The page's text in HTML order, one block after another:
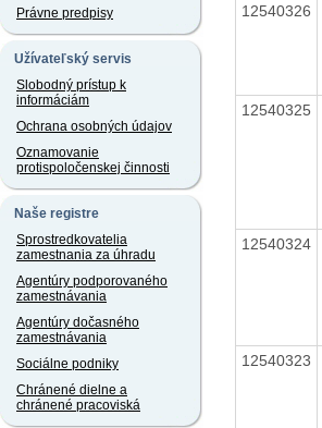
Právne predpisy
Užívateľský servis
Slobodný prístup k
informáciám
Ochrana osobných údajov
Oznamovanie
protispoločenskej činnosti
Naše registre
Sprostredkovatelia
zamestnania za úhradu
Agentúry podporovaného
zamestnávania
Agentúry dočasného
zamestnávania
Sociálne podniky
Chránené dielne a
chránené pracoviská
12540326
12540325
12540324
12540323